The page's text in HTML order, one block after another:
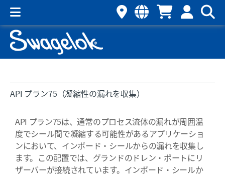
API プラン75（凝縮性の漏れを収集）
API プラン75は、通常のプロセス流体の漏れが周囲温
度でシール間で凝縮する可能性があるアプリケーショ
ンにおいて、インボード・シールからの漏れを収集し
ます。この配置では、グランドのドレン・ポートにリ
ザーバーが接続されています。インボード・シールか